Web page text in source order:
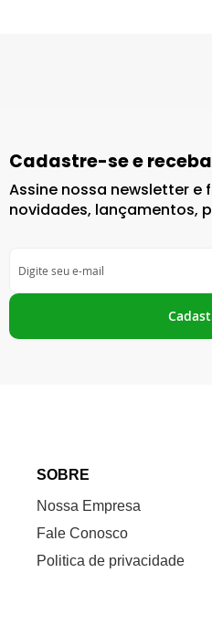
Cadastre-se e
Assine nossa newsletter
novidades, lançamentos,
se
na
Newsletter:
SOBRE
Nossa Empresa
Fale Conosco
Politica de privacidade